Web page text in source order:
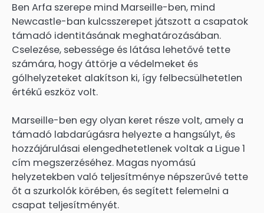
Ben Arfa szerepe mind Marseille-ben, mind
Newcastle-ban kulcsszerepet játszott a csapatok
támadó identitásának meghatározásában.
Cselezése, sebessége és látása lehetővé tette
számára, hogy áttörje a védelmeket és
gólhelyzeteket alakítson ki, így felbecsülhetetlen
értékű eszköz volt.
Marseille-ben egy olyan keret része volt, amely a
támadó labdarúgásra helyezte a hangsúlyt, és
hozzájárulásai elengedhetetlenek voltak a Ligue 1
cím megszerzéséhez. Magas nyomású
helyzetekben való teljesítménye népszerűvé tette
őt a szurkolók körében, és segített felemelni a
csapat teljesítményét.